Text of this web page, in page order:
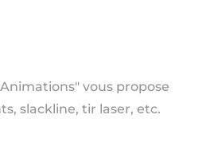
vous propose
slackline, tir laser, etc.